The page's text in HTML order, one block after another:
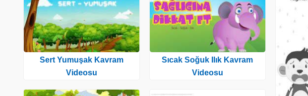
Sert Yumuşak Kavram
Videosu
Sıcak Soğuk Ilık Kavram
Videosu